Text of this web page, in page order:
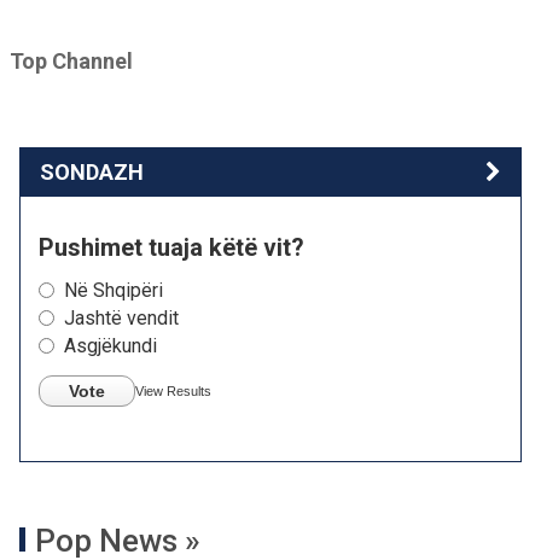
Top Channel
SONDAZH
Pushimet tuaja këtë vit?
Në Shqipëri
Jashtë vendit
Asgjëkundi
Vote View Results
Pop News »